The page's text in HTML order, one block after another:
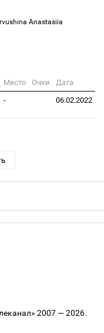
Anastasiia
Место Очки
Дата
- 06.02.2022
2007 — 2026.